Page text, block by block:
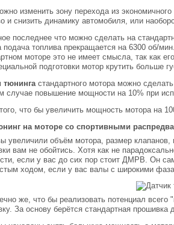
изменить зону перехода из
и снизить динамику автомобиля, или
последнее что можно сделать на
подача топлива прекращается на 6300 об/
моторе это не имеет смысла, так как
подготовки мотор крутить больше
тюнингастандартного мотора можно
случае повышение мощности на 10% при
что бы увеличить мощность мотора на
на моторе со спортивными
увеличили объём мотора, размер клапанов,
вам не обойтись. Хотя как не
если у вас до сих пор стоит ДМРВ. Он
ходом, если у вас валы с широкими
же, что бы реализовать потенциал
За основу берётся стандартная